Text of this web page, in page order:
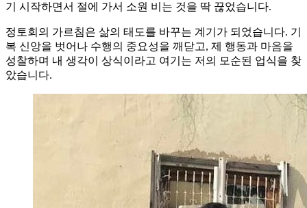
기 시작하면서 절에 가서 소원 비는 것을 딱 끊었습니다.
정토회의 가르침은 삶의 태도를 바꾸는 계기가 되었습니다. 기
복 신앙을 벗어나 수행의 중요성을 깨닫고, 제 행동과 마음을
성찰하며 내 생각이 상식이라고 여기는 저의 모순된 업식을 찾
았습니다.